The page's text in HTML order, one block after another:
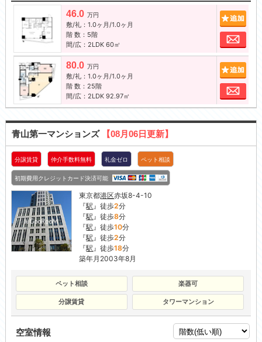
46.0 万円
敷/礼：1.0ヶ月/1.0ヶ月
階 数：5階
間/広：2LDK 60㎡
お
80.0 万円
敷/礼：1.0ヶ月/1.0ヶ月
階 数：25階
間/広：2LDK 92.97㎡
お
青山第一マンションズ 【08月06日更新】
分譲賃貸 仲介手数料無料 礼金ゼロ ペット相談
初期費用クレジットカード決済可能
東京都港区赤坂8-4-10
『駅』徒歩2分
『駅』徒歩8分
『駅』徒歩10分
『駅』徒歩2分
『駅』徒歩18分
築年月2003年8月
ペット相談 楽器可
分譲賃貸 タワーマンション
空室情報